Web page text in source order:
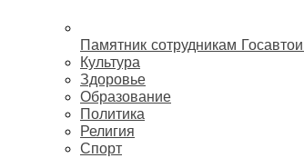
Памятник сотрудникам
Культура
Здоровье
Образование
Политика
Религия
Спорт